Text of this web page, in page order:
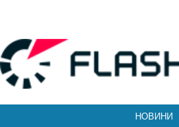
НОВИНИ